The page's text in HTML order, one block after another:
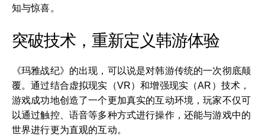
知与惊喜。
突破技术，重新定义韩游体验
《玛雅战纪》的出现，可以说是对韩游传统的一次彻底颠
覆。通过结合虚拟现实（VR）和增强现实（AR）技术，
游戏成功地创造了一个更加真实的互动环境，玩家不仅可
以通过触控、语音等多种方式进行操作，还能与游戏中的
世界进行更为直观的互动。